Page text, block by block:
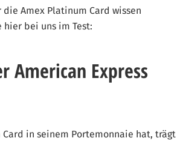
die Amex Platinum Card wissen
hier bei uns im Test:
American Express
in seinem Portemonnaie hat, trägt